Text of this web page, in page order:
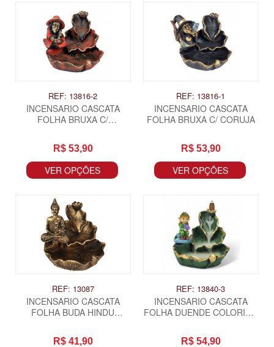
REF: 13816-2
INCENSARIO CASCATA
FOLHA BRUXA C/
R$ 53,90
VER OPÇÕES
REF: 13816-1
INCENSARIO CASCATA
FOLHA BRUXA C/ CORUJA
R$ 53,90
VER OPÇÕES
REF: 13087
INCENSARIO CASCATA
FOLHA BUDA HINDU
R$ 41,90
REF: 13840-3
INCENSARIO CASCATA
FOLHA DUENDE COLORIDO
R$ 54,90